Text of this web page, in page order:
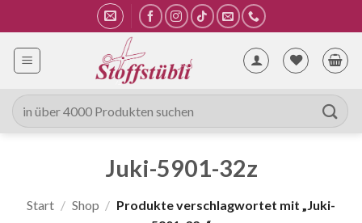
Inhalt
springen
Suche
nach:
Juki-5901-32z
Start / Shop / Produkte verschlagwortet mit „Juki-